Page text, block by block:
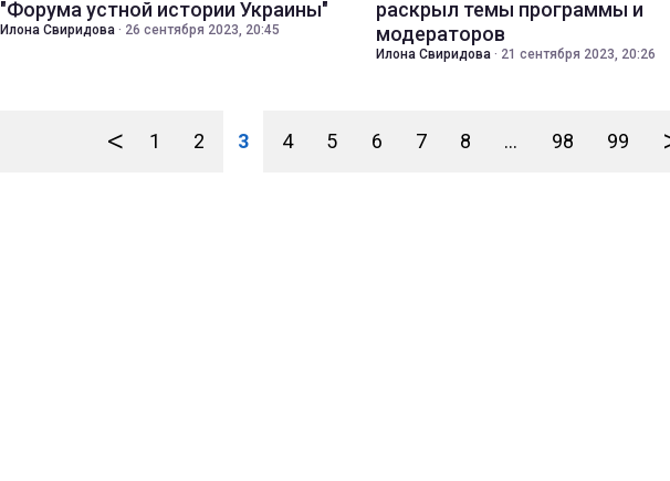
"Форума устной истории Украины"
Илона Свиридова · 26 сентября 2023, 20:45
раскрыл темы программы и
модераторов
Илона Свиридова · 21 сентября 2023, 20:26
< 1 2 3 4 5 6 7 8 ... 98 99